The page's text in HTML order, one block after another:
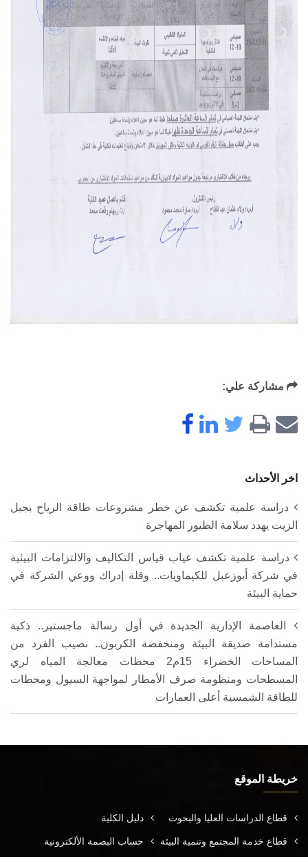
مشاركة علي:
اخر الأحداث
دراسة علمية تكشف عن خطر مشروعات طاقة الرياح بجبل
الزيت يهدد سلامة الطيور المهاجرة
دراسة علمية تكشف غياب قياس التكاليف والالتزامات البيئية
في شركة أبوزعبل للكيماويات.. وقلة إدراك ووعي الشركة في
حماية البيئة
العاصمة الإدارية الجديدة في أول رسالة ماجستير.. ذكية
مستدامة صديقة البيئة ومنخفضة الكربون.. نصيب الفرد من
المساحات الخضراء 15م2 محطات معالجة المياه لري
المسطحات ومنظومة صرف الأمطار لمواجهة السيول ومحطات
للطاقة الشمسية أعلى العمارات
خريطة الموقع
قطاع الدراسات العليا والبحوث دليل الكلية
قطاع خدمة المجتمع وتنمية البيئة حساب البصمة الألكترونية